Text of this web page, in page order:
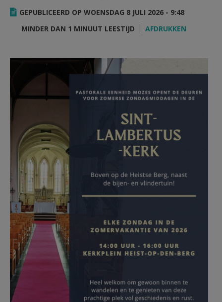
MIJN PAROCHIE
AANMELDEN OF REGISTREREN
GEPUBLICEERD OP WOENSDAG 8 JULI 2026 - 9:48
MINDER DAN 1 MINUUT LEESTIJD
AFDRUKKEN